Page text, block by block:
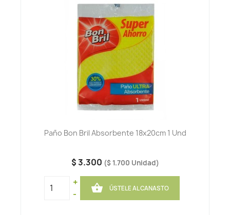
Paño Bon Bril Absorbente 18x20cm 1 Und
$ 3.300 ($ 1.700 Unidad)
+
-
 ÚSTELE AL CANASTO